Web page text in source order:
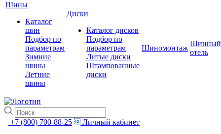
Шины
Каталог
шин
Подбор по
параметрам
Зимние
шины
Летние
шины
Диски
Каталог дисков
Подбор по
параметрам
Литые диски
Штампованные
диски
Шиномонтаж
Шинный
отель
+7 (800) 700-88-25
Личный кабинет